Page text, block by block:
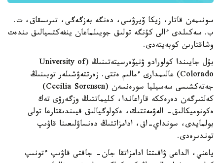
سونىمەن قاتار، زيكا ۆيرۋسى، دەنگە بەزگەگى، تىرىسقاق، ت.
ب. سەكىلدى ءالى كۇنگە تولىق جويىلماعان ينفەكتسيالىق ىندەت
وشاقتارىن كوبەيتەدى.
بۇل جايىندا كولورادو ۋنيۆەرسيتەتىنىڭ (University of
Colorado) عالىمدارى ءمالىم ەتتى. زەرتتەۋشىلەر توبىنىڭ
جەتەكشىسى سەسيليا سورەنسەن (Cecilia Sorensen)
كەلتىرگەن دەرەككە قاراعاندا، كليماتتىڭ وزگەرۋى تەك
ەكونوميكالىق- الەۋمەتتىك، ەكولوگيالىق قيىندىقتارعا تولى
بولمايدى، سونداي-اق، ادامزاتتىڭ دەنساۋلىعىنا قاۋىپ
توندىرەدى.
ياعني، الداعى ۋاقىتتا ادامزاتقا جان- جاقتى قاۋىپ ءتونىپ